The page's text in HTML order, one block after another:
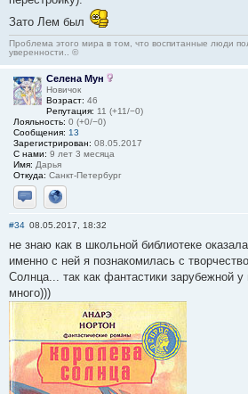
Зато Лем был
Проблема этого мира в том, что воспитанные люди
уверенности.. ©
Селена Мун
Новичок
Возраст: 46
Репутация: 11 (+11/−0)
Лояльность: 0 (+0/−0)
Сообщения: 13
Зарегистрирован: 08.05.2017
С нами: 9 лет 3 месяца
Имя: Дарья
Откуда: Санкт-Петербург
Отправить личное сообщение
Сайт
#34 08.05.2017, 18:32
не знаю как в школьной библиотеке
именно с ней я познакомилась с
Солнца... так как фантастики зарубежной
много)))